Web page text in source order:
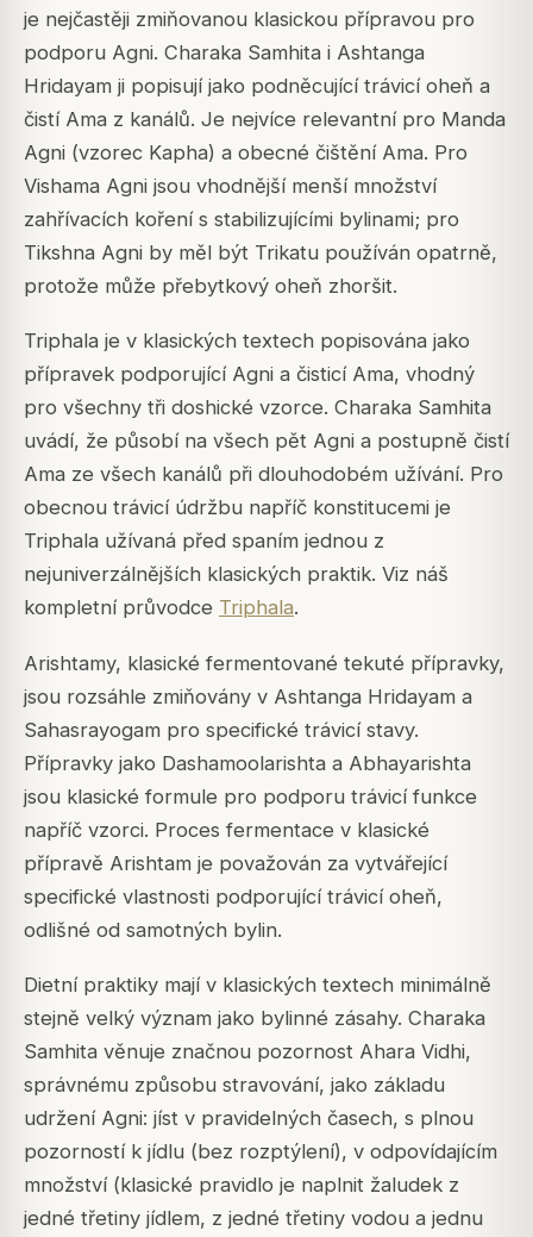
je nejčastěji zmiňovanou klasickou přípravou pro
podporu Agni. Charaka Samhita i Ashtanga
Hridayam ji popisují jako podněcující trávicí oheň a
čistí Ama z kanálů. Je nejvíce relevantní pro Manda
Agni (vzorec Kapha) a obecné čištění Ama. Pro
Vishama Agni jsou vhodnější menší množství
zahřívacích koření s stabilizujícími bylinami; pro
Tikshna Agni by měl být Trikatu používán opatrně,
protože může přebytkový oheň zhoršit.
Triphala je v klasických textech popisována jako
přípravek podporující Agni a čisticí Ama, vhodný
pro všechny tři doshické vzorce. Charaka Samhita
uvádí, že působí na všech pět Agni a postupně čistí
Ama ze všech kanálů při dlouhodobém užívání. Pro
obecnou trávicí údržbu napříč konstitucemi je
Triphala užívaná před spaním jednou z
nejuniverzálnějších klasických praktik. Viz náš
kompletní průvodce Triphala.
Arishtamy, klasické fermentované tekuté přípravky,
jsou rozsáhle zmiňovány v Ashtanga Hridayam a
Sahasrayogam pro specifické trávicí stavy.
Přípravky jako Dashamoolarishta a Abhayarishta
jsou klasické formule pro podporu trávicí funkce
napříč vzorci. Proces fermentace v klasické
přípravě Arishtam je považován za vytvářející
specifické vlastnosti podporující trávicí oheň,
odlišné od samotných bylin.
Dietní praktiky mají v klasických textech minimálně
stejně velký význam jako bylinné zásahy. Charaka
Samhita věnuje značnou pozornost Ahara Vidhi,
správnému způsobu stravování, jako základu
udržení Agni: jíst v pravidelných časech, s plnou
pozorností k jídlu (bez rozptýlení), v odpovídajícím
množství (klasické pravidlo je naplnit žaludek z
jedné třetiny jídlem, z jedné třetiny vodou a jednu